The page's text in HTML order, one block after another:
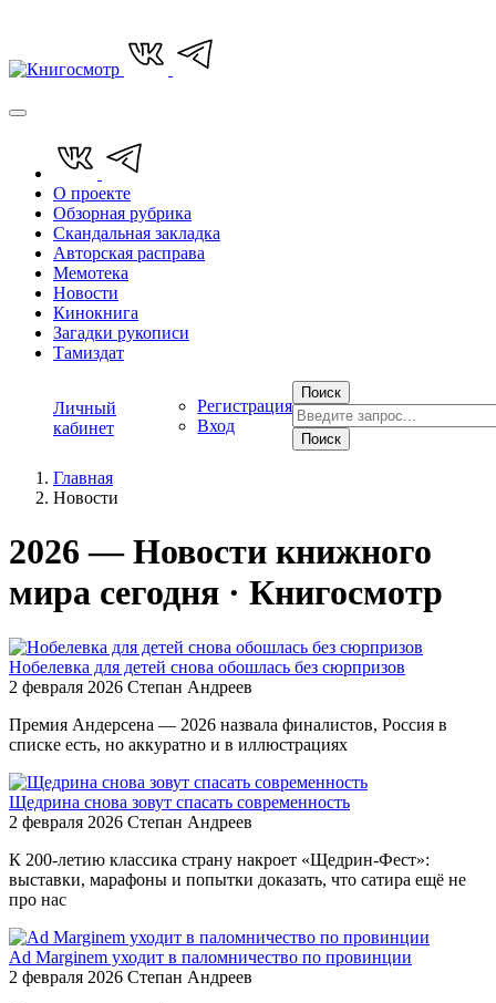
О проекте
Обзорная рубрика
Скандальная закладка
Авторская расправа
Мемотека
Новости
Кинокнига
Загадки рукописи
Тамиздат
Личный
кабинет
Регистрация
Вход
Поиск
Поиск
Главная
Новости
2026 — Новости книжного
мира сегодня · Книгосмотр
Нобелевка для детей снова обошлась без сюрпризов
2 февраля 2026 Степан Андреев
Премия Андерсена — 2026 назвала финалистов, Россия в
списке есть, но аккуратно и в иллюстрациях
Щедрина снова зовут спасать современность
2 февраля 2026 Степан Андреев
К 200-летию классика страну накроет «Щедрин-Фест»:
выставки, марафоны и попытки доказать, что сатира ещё не
про нас
Ad Marginem уходит в паломничество по провинции
2 февраля 2026 Степан Андреев